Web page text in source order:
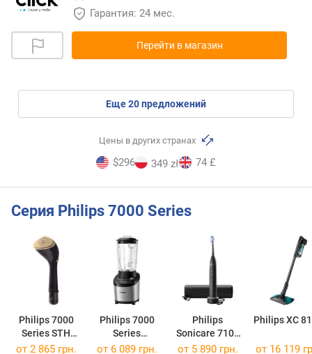
Гарантия: 24 мес.
Перейти в магазин
eще20предложений
Цены в других странах
$296 349 zł 74 £
Серия Philips 7000 Series
Philips 7000
Series STH
7060
Philips 7000
Series
HR3760/00
Philips
Sonicare 7100
Series
Philips XC
от 2 865 грн. от 6 089 грн. от 5 890 грн. от 16 119